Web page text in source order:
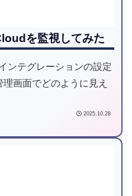
を監視してみた
ンテグレーションの設定
画面でどのように見え
2025.10.28